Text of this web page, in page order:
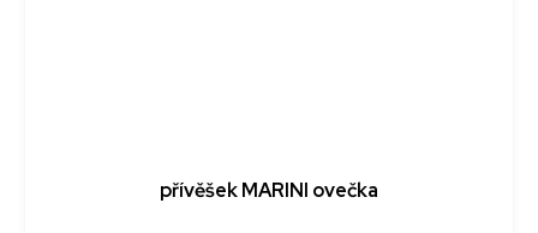
přívěšek MARINI ovečka